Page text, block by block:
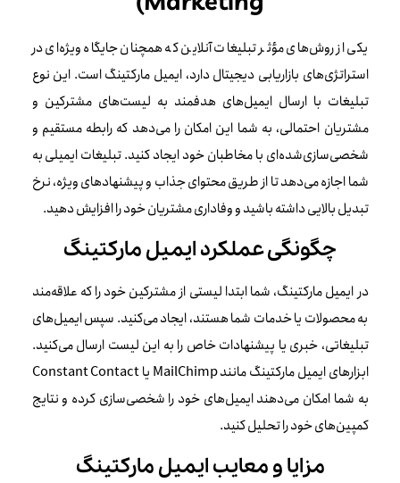
یکی از روش‌های مؤثر تبلیغات آنلاین که همچنان جایگاه ویژه‌ای در
استراتژی‌های بازاریابی دیجیتال دارد، ایمیل مارکتینگ است. این نوع
تبلیغات با ارسال ایمیل‌های هدفمند به لیست‌های مشترکین و
مشتریان احتمالی، به شما این امکان را می‌دهد که رابطه مستقیم و
شخصی‌سازی‌شده‌ای با مخاطبان خود ایجاد کنید. تبلیغات ایمیلی به
شما اجازه می‌دهد تا از طریق محتوای جذاب و پیشنهادهای ویژه، نرخ
تبدیل بالایی داشته باشید و وفاداری مشتریان خود را افزایش دهید.
چگونگی عملکرد ایمیل مارکتینگ
در ایمیل مارکتینگ، شما ابتدا لیستی از مشترکین خود را که علاقه‌مند
به محصولات یا خدمات شما هستند، ایجاد می‌کنید. سپس ایمیل‌های
تبلیغاتی، خبری یا پیشنهادات خاص را به این لیست ارسال می‌کنید.
ابزارهای ایمیل مارکتینگ مانند MailChimp یا Constant Contact
به شما امکان می‌دهند ایمیل‌های خود را شخصی‌سازی کرده و نتایج
کمپین‌های خود را تحلیل کنید.
مزایا و معایب ایمیل مارکتینگ